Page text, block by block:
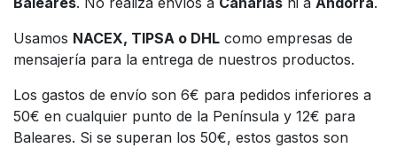
Usamos NACEX, TIPSA o DHL como empresas de
mensajería para la entrega de nuestros productos.
Los gastos de envío son 6€ para pedidos inferiores a
50€ en cualquier punto de la Península y 12€ para
Baleares. Si se superan los 50€, estos gastos son